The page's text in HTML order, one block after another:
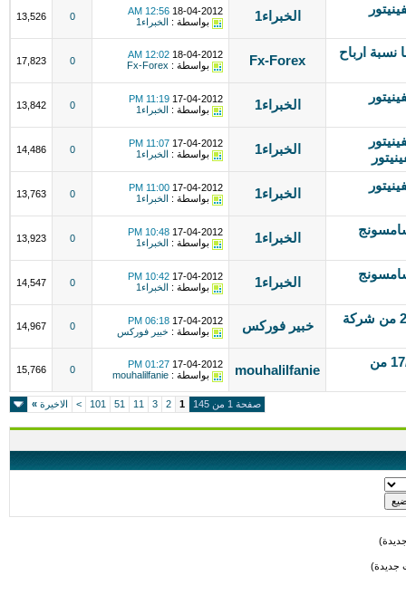
صيانة كلفينيتور الخبراء1 18-04-2012
12:56 AM
بواسطة :
الخبراء1 0
13,526
ارباح
Fx-Forex
18-04-2012
12:02 AM
بواسطة : Fx-Forex
0
17,823
صيانة كلفينيتور
الخبراء1 17-04-2012
11:19 PM
بواسطة :
الخبراء1 0
13,842
صيانة كلفينيتور
الخبراء1 17-04-2012
11:07 PM
بواسطة :
الخبراء1 0
14,486
صيانة كلفينيتور
الخبراء1 17-04-2012
11:00 PM
بواسطة :
الخبراء1 0
13,763
صيانة سامسونج
الخبراء1 17-04-2012
10:48 PM
بواسطة :
الخبراء1 0
13,923
صيانة سامسونج
الخبراء1 17-04-2012
10:42 PM
بواسطة :
الخبراء1 0
14,547
التحليل اليومى للعملات ليوم 17- 4-2012 من شركة خبير فوركس 17-04-2012
06:18 PM
بواسطة : خبير فوركس 0
14,967
التحليل اليومي للأسواق المالية 17/4/2012 من
mouhalilfanie
17-04-2012
01:27 PM
بواسطة : mouhalilfanie
0
15,766
صفحة 1 من 145 1
2
3
11
51
101
> الاخيرة »
جديدة)